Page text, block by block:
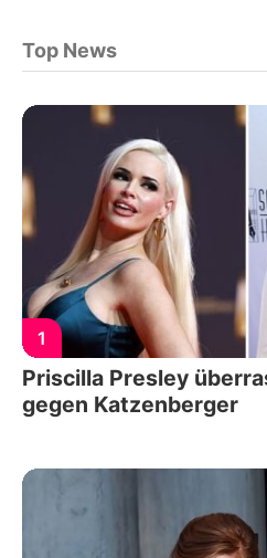
Top News
1
Priscilla Presley
gegen Katzenberger